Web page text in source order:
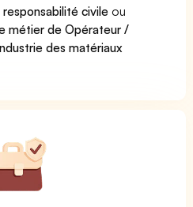
responsabilité civile ou
métier de Opérateur /
des matériaux